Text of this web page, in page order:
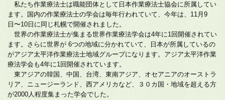
私たち作業療法士は職能団体として日本作業療法士協会に所属してい
ます。国内の作業療法士の学会は毎年行われていて、今年は、11月9
日〜10日に同じ札幌で開催されました。
世界の作業療法士が集まる世界作業療法学会は4年に1回開催されてい
ます。さらに世界が 6つの地域に分かれていて、日本が所属しているの
がアジア太平洋作業療法士地域グループになります。アジア太平洋作業
療法学会も4年に1回開催されています。
東アジアの韓国、中国、台湾、東南アジア、オセアニアのオーストラ
リア、ニュージーランド、西アメリカなど、３０カ国・地域を超える方
が2000人程度集まった学会でした。